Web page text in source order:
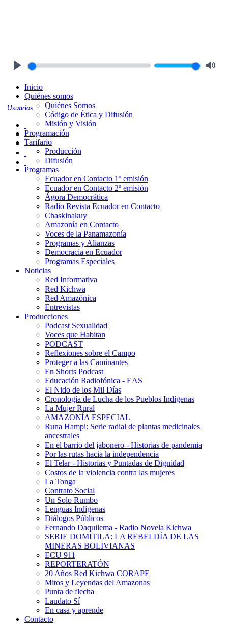
Usuarios
Inicio
Quiénes somos
Quiénes Somos
Código de Ética y Difusión
Misión y Visión
Programación
Tarifario
Producción
Difusión
Programas
Ecuador en Contacto 1º emisión
Ecuador en Contacto 2º emisión
Ágora Democrática
Radio Revista Ecuador en Contacto
Chaskinakuy
Amazonía en Contacto
Voces de la Panamazonía
Programas y Alianzas
Democracia en Ecuador
Programas Especiales
Noticias
Red Informativa
Red Kichwa
Red Amazónica
Entrevistas
Producciones
Podcast Sexualidad
Voces que Habitan
PODCAST
Reflexiones sobre el Campo
Proteger a las Caminantes
En Shorts Podcast
Educación Radiofónica - EAS
El Nido de los Mil Días
Cronología de Lucha de los Pueblos Indígenas
La Mujer Rural
AMAZONÍA ESPECIAL
Runa Hampi: Serie radial de plantas medicinales
ancestrales
En el barrio del jabonero - Historias de pandemia
Por las rutas hacia la independencia
El Telar - Historias y Puntadas de Dignidad
Costos de la violencia contra las mujeres
La Tonga
Contrato Social
Un Solo Rumbo
Lenguas Indígenas
Diálogos Públicos
Fernando Daquilema - Radio Novela Kichwa
SERIE DOMITILA: LA REBELDÍA DE LAS
MINERAS BOLIVIANAS
ECU 911
REPORTERATÓN
20 Años Red Kichwa CORAPE
Mitos y Leyendas del Amazonas
Punta de flecha
Laudato Sí
En casa y aprende
Contacto